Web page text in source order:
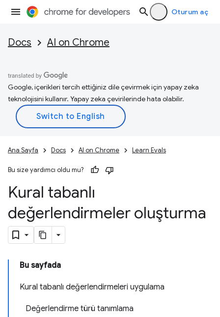
Oturum aç
Docs AI on Chrome
Google, içerikleri tercih ettiğiniz dile çevirmek için yapay zeka
teknolojisini kullanır. Yapay zeka çevirilerinde hata olabilir.
Ana Sayfa Docs AI on Chrome Learn Evals
Bu size yardımcı oldu mu?
Kural tabanlı
değerlendirmeler oluşturma
Bu sayfada
Kural tabanlı değerlendirmeleri uygulama
Değerlendirme türü tanımlama